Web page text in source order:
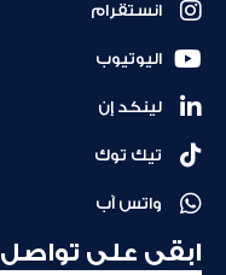
انستقرام
اليوتيوب
لينكد إن
تيك توك
واتس آب
ابقى على تواصل